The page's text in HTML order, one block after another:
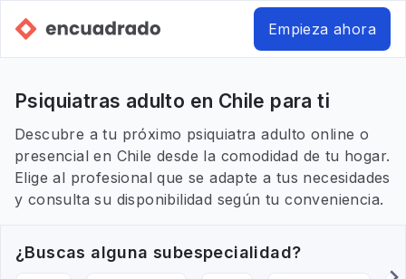
Empieza ahora
Psiquiatras adulto en Chile para ti
Descubre a tu próximo psiquiatra adulto online o
presencial en Chile desde la comodidad de tu hogar.
Elige al profesional que se adapte a tus necesidades
y consulta su disponibilidad según tu conveniencia.
¿Buscas alguna subespecialidad?